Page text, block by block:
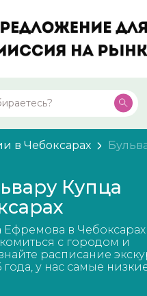
28 экскурсий
20 экскурсий
Посмотреть все города
в Чебоксарах
Купца
в Чебоксарах
с городом и
расписание
года, у нас самые